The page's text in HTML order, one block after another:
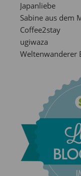
Japanliebe
Sabine aus dem
Coffee2stay
ugiwaza
Weltenwanderer